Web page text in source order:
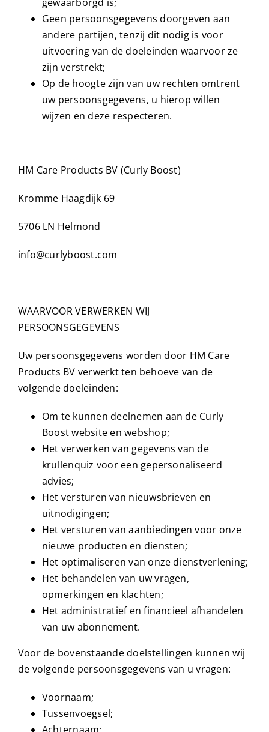
Geen persoonsgegevens doorgeven aan
andere partijen, tenzij dit nodig is voor
uitvoering van de doeleinden waarvoor ze
zijn verstrekt;
Op de hoogte zijn van uw rechten omtrent
uw persoonsgegevens, u hierop willen
wijzen en deze respecteren.
HM Care Products BV (Curly Boost)
Kromme Haagdijk 69
5706 LN Helmond
info@curlyboost.com
WAARVOOR VERWERKEN WIJ
PERSOONSGEGEVENS
Uw persoonsgegevens worden door HM Care
Products BV verwerkt ten behoeve van de
volgende doeleinden:
Om te kunnen deelnemen aan de Curly
Boost website en webshop;
Het verwerken van gegevens van de
krullenquiz voor een gepersonaliseerd
advies;
Het versturen van nieuwsbrieven en
uitnodigingen;
Het versturen van aanbiedingen voor onze
nieuwe producten en diensten;
Het optimaliseren van onze dienstverlening;
Het behandelen van uw vragen,
opmerkingen en klachten;
Het administratief en financieel afhandelen
van uw abonnement.
Voor de bovenstaande doelstellingen kunnen wij
de volgende persoonsgegevens van u vragen:
Voornaam;
Tussenvoegsel;